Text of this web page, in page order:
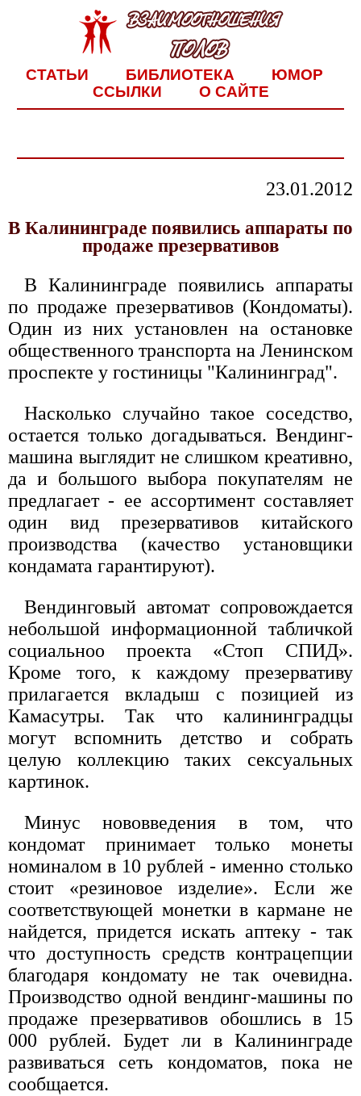
СТАТЬИ БИБЛИОТЕКА
ЮМОР
ССЫЛКИ
О САЙТЕ
23.01.2012
В Калининграде появились аппараты по
продаже презервативов
В Калининграде появились аппараты
по продаже презервативов (Кондоматы).
Один из них установлен на остановке
общественного транспорта на Ленинском
проспекте у гостиницы "Калининград".
Насколько случайно такое соседство,
остается только догадываться. Вендинг-
машина выглядит не слишком креативно,
да и большого выбора покупателям не
предлагает - ее ассортимент составляет
один вид презервативов китайского
производства (качество установщики
кондамата гарантируют).
Вендинговый автомат сопровождается
небольшой информационной табличкой
социальноо проекта «Стоп СПИД».
Кроме того, к каждому презервативу
прилагается вкладыш с позицией из
Камасутры. Так что калининградцы
могут вспомнить детство и собрать
целую коллекцию таких сексуальных
картинок.
Минус нововведения в том, что
кондомат принимает только монеты
номиналом в 10 рублей - именно столько
стоит «резиновое изделие». Если же
соответствующей монетки в кармане не
найдется, придется искать аптеку - так
что доступность средств контрацепции
благодаря кондомату не так очевидна.
Производство одной вендинг-машины по
продаже презервативов обошлись в 15
000 рублей. Будет ли в Калининграде
развиваться сеть кондоматов, пока не
сообщается.